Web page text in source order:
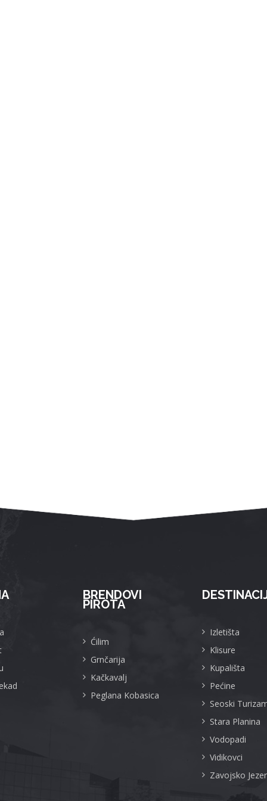
BRENDOVI
PIROTA
Ćilim
Grnčarija
Kačkavalj
Peglana Kobasica
Izletišta
Klisure
Kupališta
Pećine
Seoski
Stara Planina
Vodopadi
Vidikovci
Zavojsko